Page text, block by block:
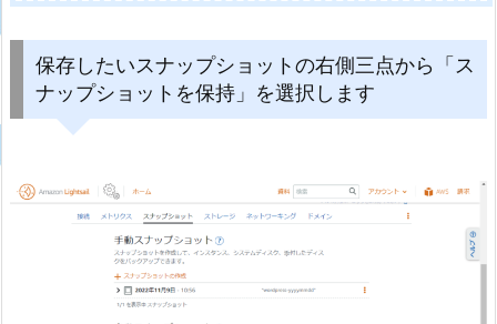
保存したいスナップショットの右側三点から「ス
ナップショットを保持」を選択します